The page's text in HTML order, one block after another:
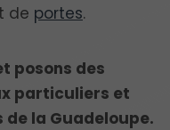
de portes.
posons des
particuliers et
la Guadeloupe.